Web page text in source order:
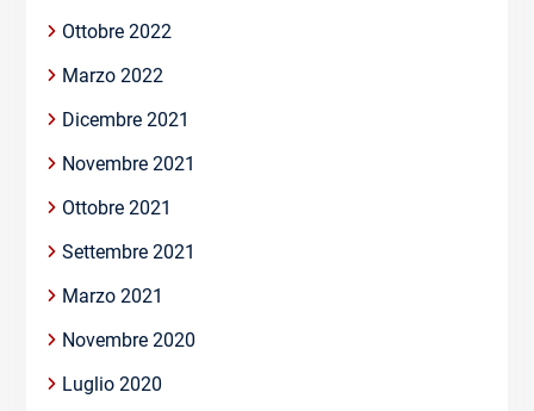
Ottobre 2022
Marzo 2022
Dicembre 2021
Novembre 2021
Ottobre 2021
Settembre 2021
Marzo 2021
Novembre 2020
Luglio 2020